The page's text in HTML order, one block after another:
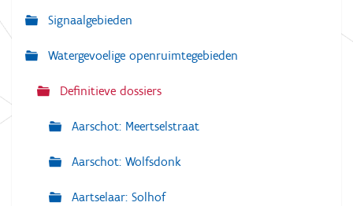
Signaalgebieden
Watergevoelige openruimtegebieden
Definitieve dossiers
Aarschot: Meertselstraat
Aarschot: Wolfsdonk
Aartselaar: Solhof